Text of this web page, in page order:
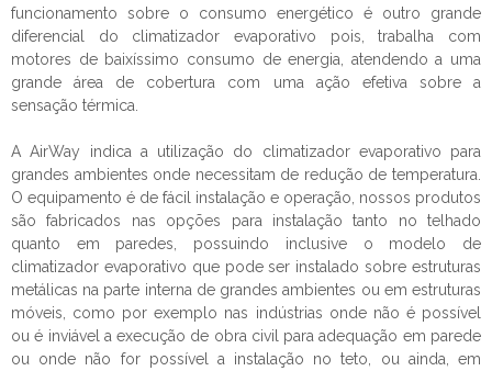
funcionamento sobre o consumo energético é outro grande
diferencial do climatizador evaporativo pois, trabalha com
motores de baixíssimo consumo de energia, atendendo a uma
grande área de cobertura com uma ação efetiva sobre a
sensação térmica.
A AirWay indica a utilização do climatizador evaporativo para
grandes ambientes onde necessitam de redução de temperatura.
O equipamento é de fácil instalação e operação, nossos produtos
são fabricados nas opções para instalação tanto no telhado
quanto em paredes, possuindo inclusive o modelo de
climatizador evaporativo que pode ser instalado sobre estruturas
metálicas na parte interna de grandes ambientes ou em estruturas
móveis, como por exemplo nas indústrias onde não é possível
ou é inviável a execução de obra civil para adequação em parede
ou onde não for possível a instalação no teto, ou ainda, em